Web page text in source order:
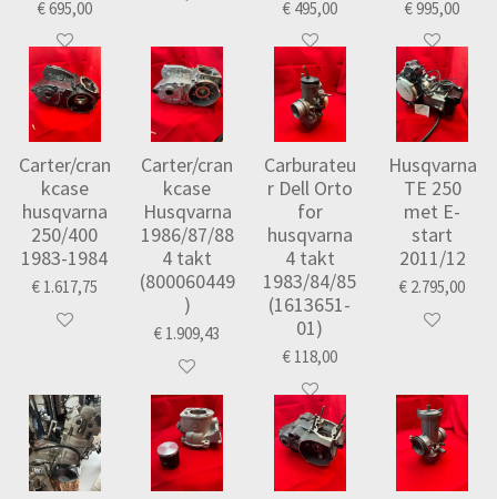
€ 695,00 € 495,00 € 995,00
Carter/cran
kcase
husqvarna
250/400
1983-1984
€ 1.617,75
Carter/cran
kcase
Husqvarna
1986/87/88
4 takt
(800060449
)
€ 1.909,43
Carburateu
r Dell Orto
for
husqvarna
4 takt
1983/84/85
(1613651-
01)
€ 118,00
Husqvarna
TE 250
met E-
start
2011/12
€ 2.795,00